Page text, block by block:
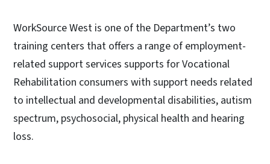
WorkSource West is one of the Department’s two
training centers that offers a range of employment-
related support services supports for Vocational
Rehabilitation consumers with support needs related
to intellectual and developmental disabilities, autism
spectrum, psychosocial, physical health and hearing
loss.